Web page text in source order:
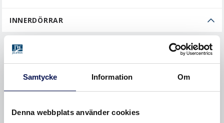
Samtycke Information Om
Denna webbplats använder cookies
INNERDÖRRAR
Beställa
Mäta
MONTERA
Underhålla